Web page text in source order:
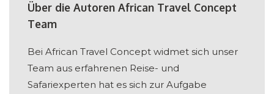
Über die Autoren African Travel Concept
Team
Bei African Travel Concept widmet sich unser
Team aus erfahrenen Reise- und
Safariexperten hat es sich zur Aufgabe